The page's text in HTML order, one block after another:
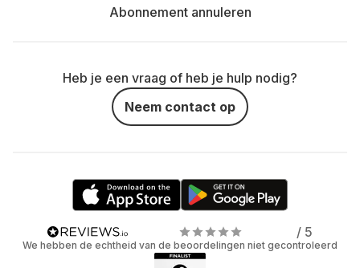
Abonnement annuleren
Heb je een vraag of heb je hulp nodig?
Neem contact op
/ 5
We hebben de echtheid van de beoordelingen niet gecontroleerd